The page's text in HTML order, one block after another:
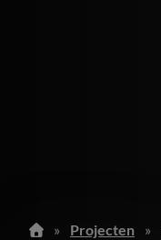
» Projecten »